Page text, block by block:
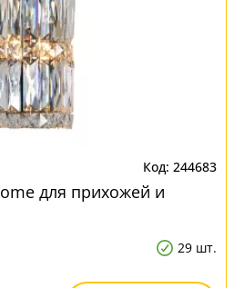
244683
для прихожей и
29 шт.